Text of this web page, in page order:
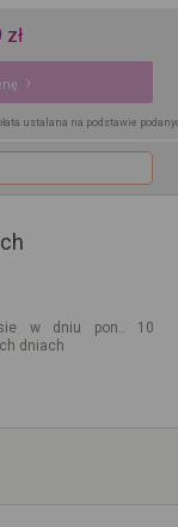
zł
ustalana na podstawie
w dniu pon.. 10
dniach